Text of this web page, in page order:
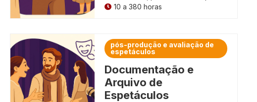
10 a 380 horas
pós-produção e avaliação de
espetáculos
Documentação e
Arquivo de
Espetáculos